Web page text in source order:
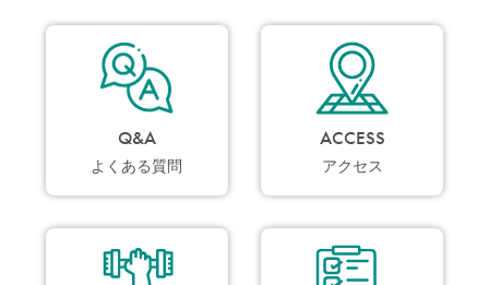
Q&A
よくある質問
ACCESS
アクセス